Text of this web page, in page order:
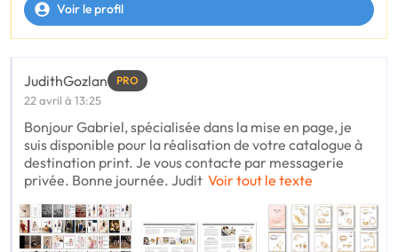
Voir le profil
JudithGozlan PRO
22 avril à 13:25
Bonjour Gabriel, spécialisée dans la mise en page, je
suis disponible pour la réalisation de votre catalogue à
destination print. Je vous contacte par messagerie
privée. Bonne journée. Judit Voir tout le texte